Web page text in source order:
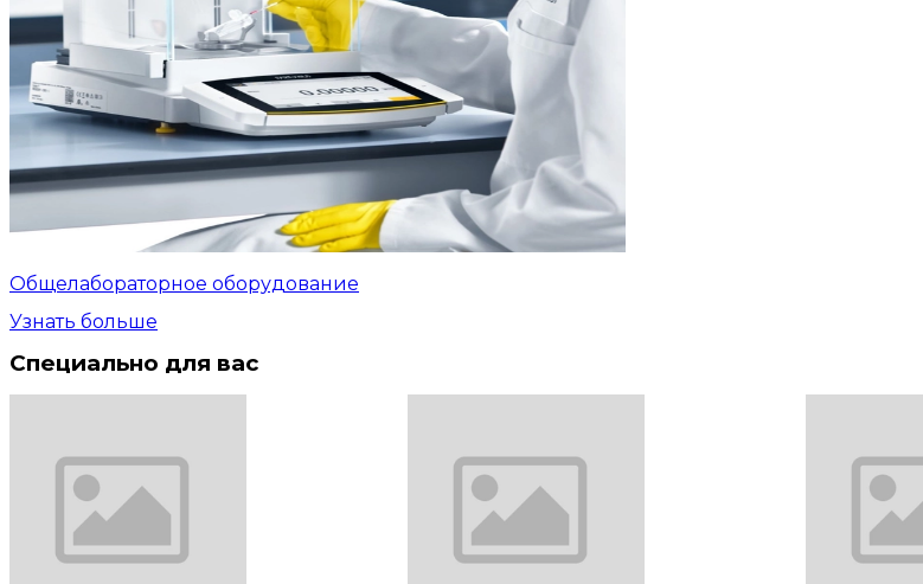
Общелабораторное оборудование
Узнать больше
Специально для вас